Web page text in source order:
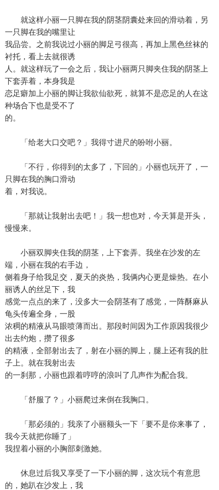
就这样小丽一只脚在我的阴茎阴囊处来回的滑动着，另
一只脚在我的嘴里让
我品尝。之前我说过小丽的脚足弓很高，再加上黑色丝袜的
衬托，看上去就很诱
人。就这样玩了一会之后，我让小丽两只脚夹住我的阴茎上
下套弄着，本身我是
恋足癖加上小丽的脚让我欲仙欲死，就算不是恋足的人在这
种场合下也是受不了
的。
「给老大口交吧？」我得寸进尺的吩咐小丽。
「不行，你得到的太多了，下回的」小丽也玩开了，一
只脚在我的胸口滑动
着，对我说。
「那就让我射出去吧！」我一想也对，今天算是开头，
慢慢来。
小丽双脚夹住我的阴茎，上下套弄。我坐在沙发的左
端，小丽在我的右手边，
侧着身子给我足交，夏天的炎热，我俩内心更是燥热。在小
丽诱人的丝足下，我
感觉一点点的来了，没多大一会阴茎有了感觉，一阵酥麻从
龟头传遍全身，一股
浓稠的精液从马眼喷薄而出。那段时间因为工作原因我很少
出去约炮，攒了很多
的精液，全部射出去了，射在小丽的脚上，腿上还有我的肚
子上。就在我射出去
的一刹那，小丽也跟着哼哼的浪叫了几声作为配合我。
「舒服了？」小丽爬过来倒在我胸口。
「那必须的」我亲了小丽额头一下「要不是你来事了，
我今天就把你睡了」
我捏着小丽的小胸部刺激她。
休息过后我又享受了一下小丽的脚，这次玩个有意思
的，她趴在沙发上，我